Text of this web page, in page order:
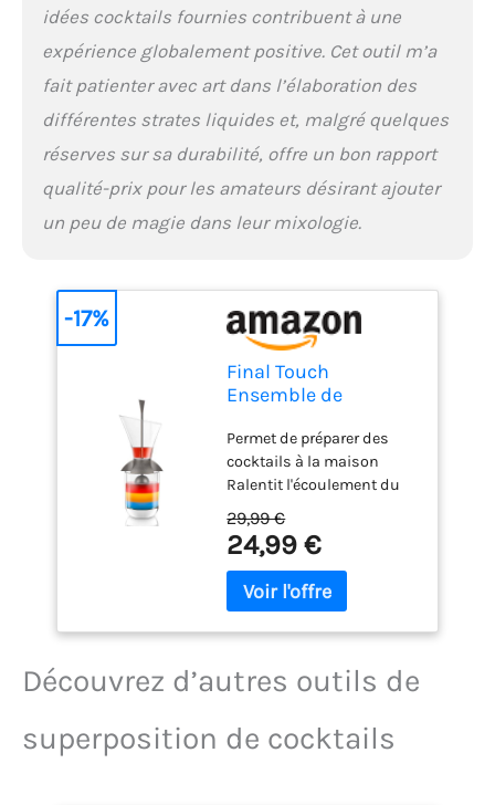
idées cocktails fournies contribuent à une
expérience globalement positive. Cet outil m’a
fait patienter avec art dans l’élaboration des
différentes strates liquides et, malgré quelques
réserves sur sa durabilité, offre un bon rapport
qualité-prix pour les amateurs désirant ajouter
un peu de magie dans leur mixologie.
Final Touch
Ensemble de
cocktails arc-en-ciel
(standard)
Permet de préparer des
cocktails à la maison
Ralentit l'écoulement du
liquide Crée un cocktail
parfaitement superposé
Instructions détaillées
incluses (français non
garanti)
29,99 €
24,99 €
-17%
Découvrez d’autres outils de
superposition de cocktails